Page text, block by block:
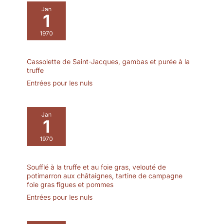
Jan
1
1970
Cassolette de Saint-Jacques, gambas et purée à la
truffe
Entrées pour les nuls
Jan
1
1970
Soufflé à la truffe et au foie gras, velouté de
potimarron aux châtaignes, tartine de campagne
foie gras figues et pommes
Entrées pour les nuls